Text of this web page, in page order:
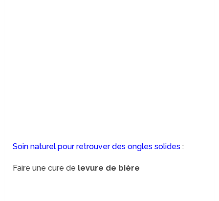
Soin naturel pour retrouver des ongles solides:
Faire une cure de levure de bière